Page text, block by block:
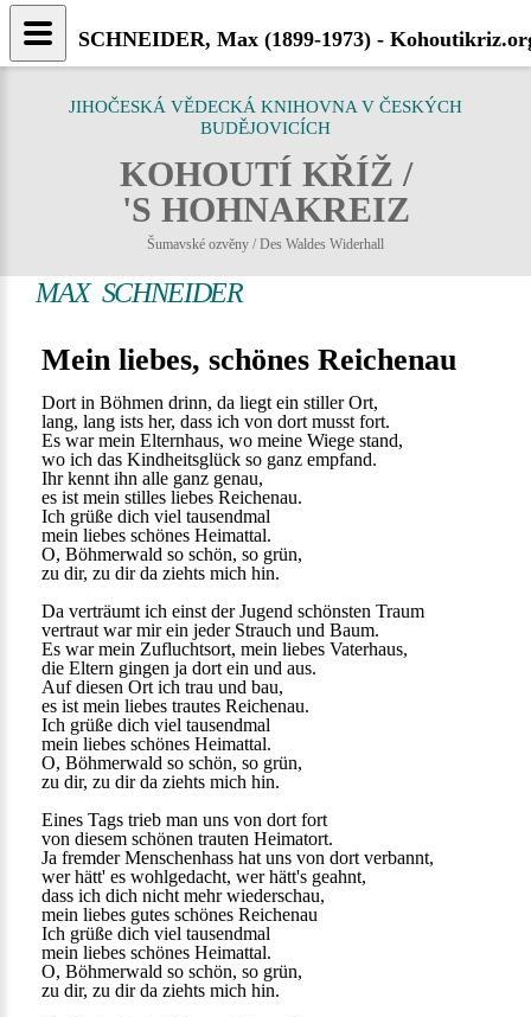
JIHOČESKÁ VĚDECKÁ KNIHOVNA V ČESKÝCH
BUDĚJOVICÍCH
KOHOUTÍ KŘÍŽ /
'S HOHNAKREIZ
Šumavské ozvěny / Des Waldes Widerhall
MAX SCHNEIDER
Mein liebes, schönes Reichenau
Dort in Böhmen drinn, da liegt ein stiller Ort,
lang, lang ists her, dass ich von dort musst fort.
Es war mein Elternhaus, wo meine Wiege stand,
wo ich das Kindheitsglück so ganz empfand.
Ihr kennt ihn alle ganz genau,
es ist mein stilles liebes Reichenau.
Ich grüße dich viel tausendmal
mein liebes schönes Heimattal.
O, Böhmerwald so schön, so grün,
zu dir, zu dir da ziehts mich hin.
Da verträumt ich einst der Jugend schönsten Traum
vertraut war mir ein jeder Strauch und Baum.
Es war mein Zufluchtsort, mein liebes Vaterhaus,
die Eltern gingen ja dort ein und aus.
Auf diesen Ort ich trau und bau,
es ist mein liebes trautes Reichenau.
Ich grüße dich viel tausendmal
mein liebes schönes Heimattal.
O, Böhmerwald so schön, so grün,
zu dir, zu dir da ziehts mich hin.
Eines Tags trieb man uns von dort fort
von diesem schönen trauten Heimatort.
Ja fremder Menschenhass hat uns von dort verbannt,
wer hätt' es wohlgedacht, wer hätt's geahnt,
dass ich dich nicht mehr wiederschau,
mein liebes gutes schönes Reichenau
Ich grüße dich viel tausendmal
mein liebes schönes Heimattal.
O, Böhmerwald so schön, so grün,
zu dir, zu dir da ziehts mich hin.
SCHNEIDER, Max (1899-1973) -